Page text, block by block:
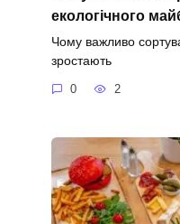
екологічного
Чому важливо
зростають
0 2